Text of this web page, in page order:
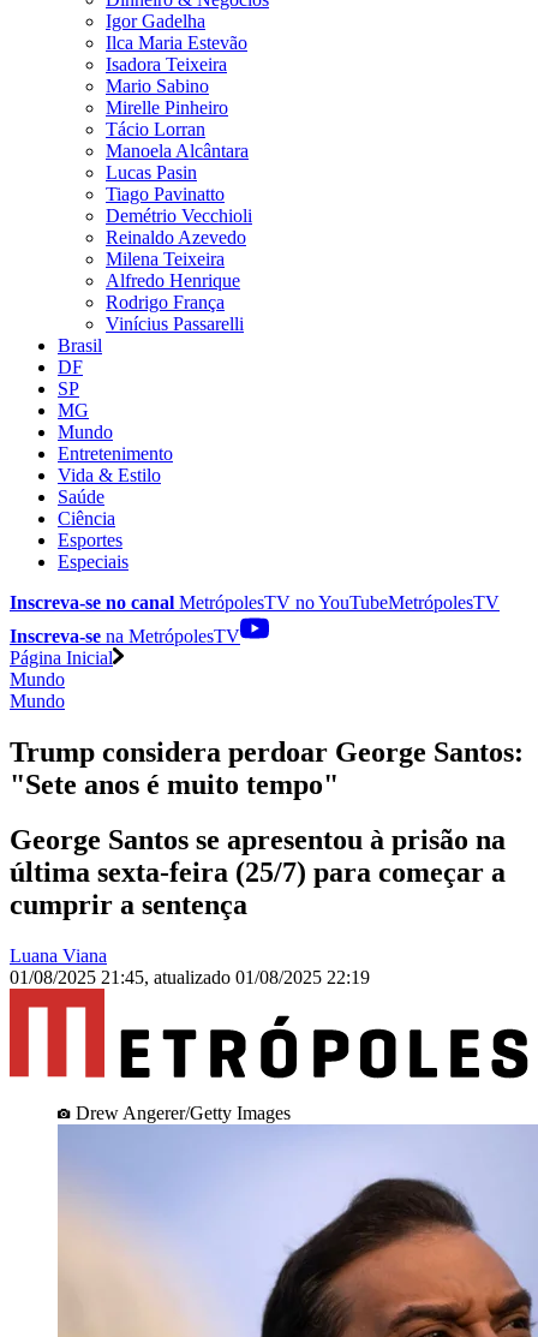
Igor Gadelha
Ilca Maria Estevão
Isadora Teixeira
Mario Sabino
Mirelle Pinheiro
Tácio Lorran
Manoela Alcântara
Lucas Pasin
Tiago Pavinatto
Demétrio Vecchioli
Reinaldo Azevedo
Milena Teixeira
Alfredo Henrique
Rodrigo França
Vinícius Passarelli
Brasil
DF
SP
MG
Mundo
Entretenimento
Vida & Estilo
Saúde
Ciência
Esportes
Especiais
Inscreva-se no canal MetrópolesTV noYouTubeMetrópolesTV
Inscreva-se na MetrópolesTV
Página Inicial
Mundo
Mundo
Trump considera perdoar George Santos:
"Sete anos é muito tempo"
George Santos se apresentou à prisão na
última sexta-feira (25/7) para começar a
cumprir a sentença
Luana Viana
01/08/2025 21:45, atualizado 01/08/2025 22:19
Drew Angerer/Getty Images